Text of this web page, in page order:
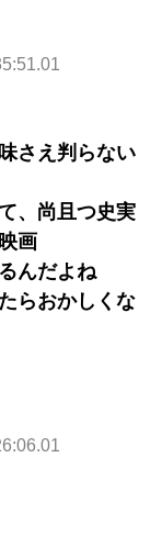
さえ判らない
、尚且つ史実
画
んだよね
らおかしくな